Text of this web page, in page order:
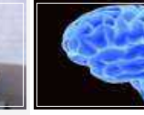
بعثة الأهلي
بكأس خوان جامبر